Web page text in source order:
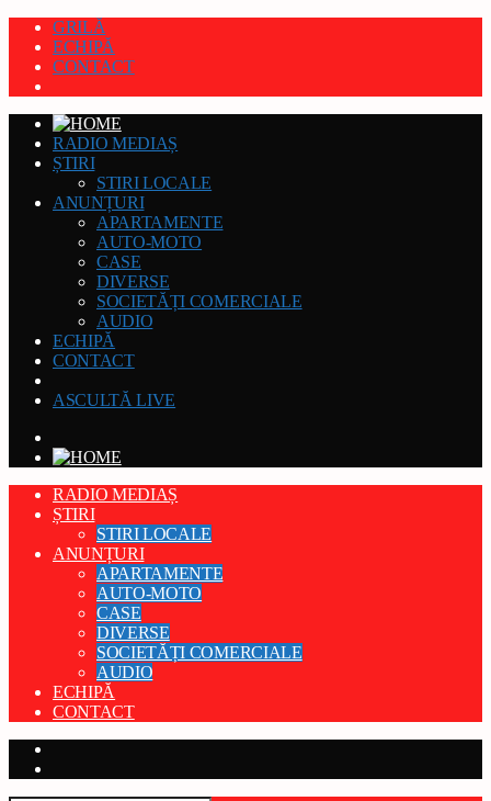
GRILĂ
ECHIPĂ
CONTACT
RADIO MEDIAȘ
ȘTIRI
STIRI LOCALE
ANUNȚURI
APARTAMENTE
AUTO-MOTO
CASE
DIVERSE
SOCIETĂȚI COMERCIALE
AUDIO
ECHIPĂ
CONTACT
ASCULTĂ LIVE
RADIO MEDIAȘ
ȘTIRI
STIRI LOCALE
ANUNȚURI
APARTAMENTE
AUTO-MOTO
CASE
DIVERSE
SOCIETĂȚI COMERCIALE
AUDIO
ECHIPĂ
CONTACT